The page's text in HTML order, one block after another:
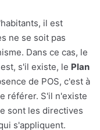
il est
ne se soit pas
Dans ce cas, le
s'il existe, le Plan
de POS, c'est à
référer. S'il n'existe
sont les directives
s'appliquent.